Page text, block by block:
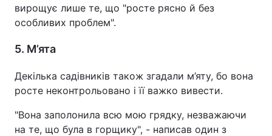
вирощує лише те, що "росте рясно й без
особливих проблем".
5. М’ята
Декілька садівників також згадали м’яту, бо вона
росте неконтрольовано і її важко вивести.
"Вона заполонила всю мою грядку, незважаючи
на те, що була в горщику", - написав один з